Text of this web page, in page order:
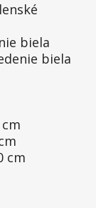
biela
biela
cm